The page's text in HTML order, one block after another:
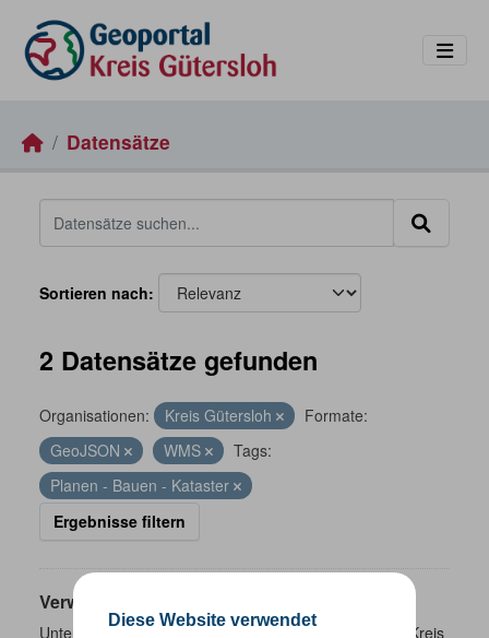
Diese Website verwendet
Datensätze
Sortieren nach
2 Datensätze gefunden
Organisationen: Kreis Gütersloh
Formate:
GeoJSON
WMS
Tags:
Planen - Bauen - Kataster
Ergebnisse filtern
Verwaltungsgrenzen
Unterschiedliche Ebenen der Verwaltungsgrenzen im Kreis